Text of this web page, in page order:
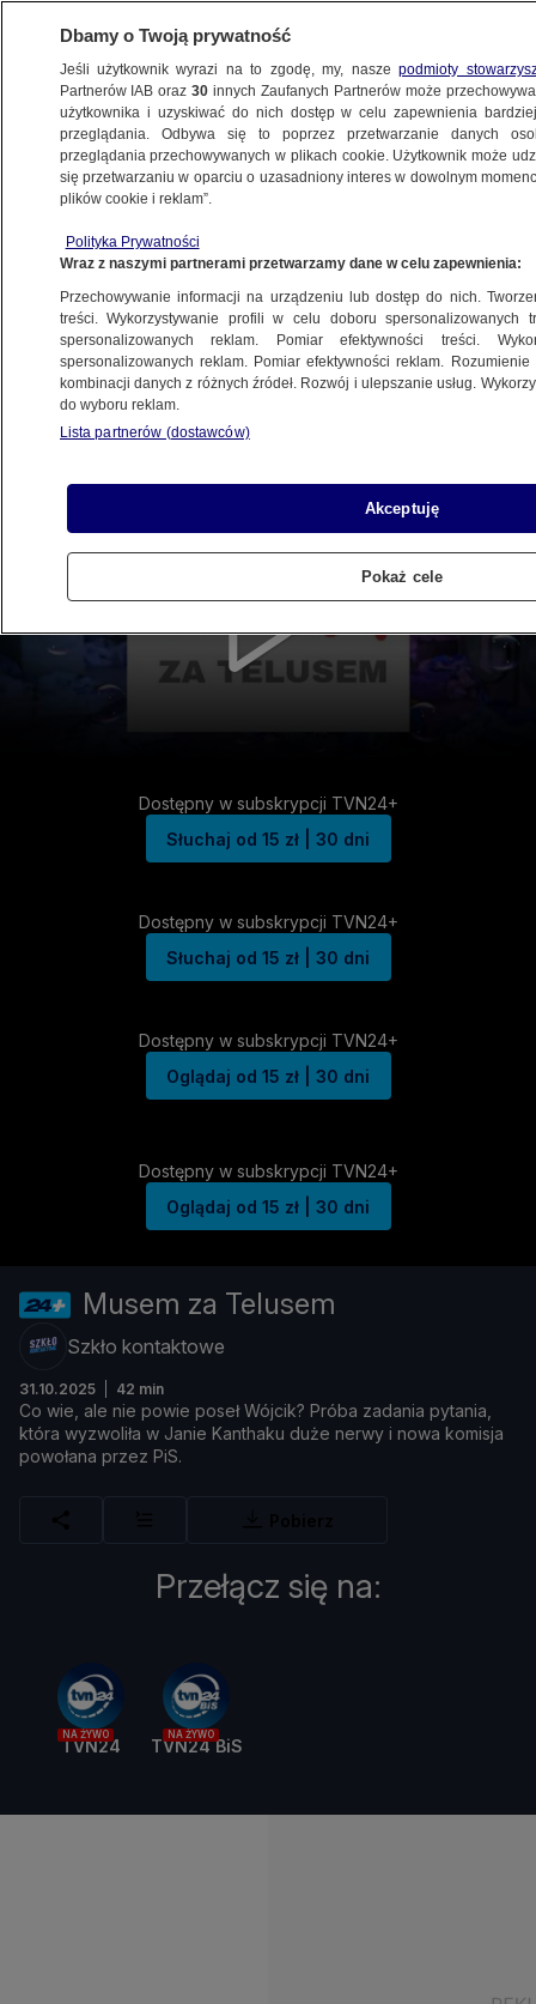
Dostępny w subskrypcji TVN24+
Słuchaj od 15 zł | 30 dni
Dostępny w subskrypcji TVN24+
Słuchaj od 15 zł | 30 dni
Dostępny w subskrypcji TVN24+
Oglądaj od 15 zł | 30 dni
Dostępny w subskrypcji TVN24+
Oglądaj od 15 zł | 30 dni
Musem za Telusem
Szkło kontaktowe
31.10.2025 42 min
Co wie, ale nie powie poseł Wójcik? Próba zadania pytania,
która wyzwoliła w Janie Kanthaku duże nerwy i nowa komisja
powołana przez PiS.
Przełącz się na:
NA ŻYWO
TVN24
NA ŻYWO
TVN24 BiS
Dbamy o Twoją prywatność
Jeśli użytkownik wyrazi na to zgodę, my, naszepodmioty
Partnerów IAB oraz30 innych Zaufanych Partnerów może
użytkownika i uzyskiwać do nich dostęp w celu zapewnienia
przeglądania. Odbywa się to poprzez przetwarzanie danych
przeglądania przechowywanych w plikach cookie. Użytkownik może
się przetwarzaniu w oparciu o uzasadniony interes w dowolnym
plików cookie i reklam”.
Polityka Prywatności
Wraz z naszymi partnerami przetwarzamy dane w celu zapewnienia:
Przechowywanie informacji na urządzeniu lub dostęp do nich.
treści. Wykorzystywanie profili w celu doboru spersonalizowanych
spersonalizowanych reklam. Pomiar efektywności treści.
spersonalizowanych reklam. Pomiar efektywności reklam.
kombinacji danych z różnych źródeł. Rozwój i ulepszanie usług.
do wyboru reklam.
Lista partnerów (dostawców)
Akceptuję
Pokaż cele